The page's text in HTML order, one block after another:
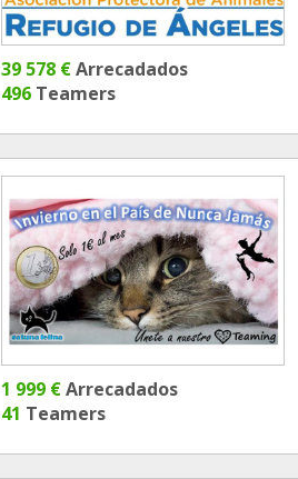
39 578 €Arrecadados
496 Teamers
1 999 €Arrecadados
41 Teamers